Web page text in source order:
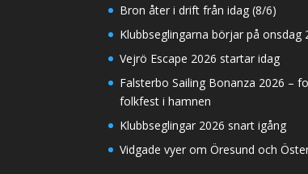
Bron åter i drift från idag (8/6)
Klubbseglingarna börjar på onsdag
Vejrö Escape 2026 startar idag
Falsterbo Sailing Bonanza 2026 –
folkfest i hamnen
Klubbseglingar 2026 snart igång
Vidgade vyer om Öresund och